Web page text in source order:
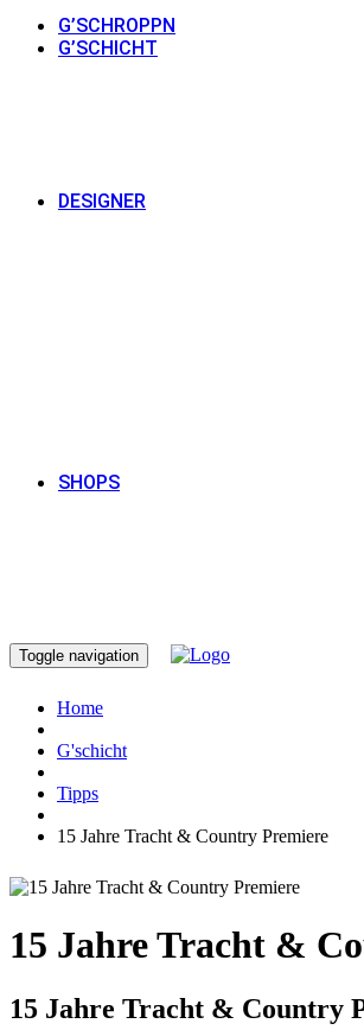
G’SCHROPPN
G’SCHICHT
DESIGNER
SHOPS
Toggle navigation
Home
G'schicht
Tipps
15 Jahre Tracht & Country Premiere
15 Jahre Tracht &
15 Jahre Tracht & Country